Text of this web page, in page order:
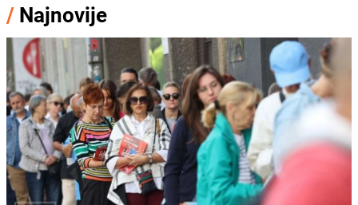
/ Najnovije